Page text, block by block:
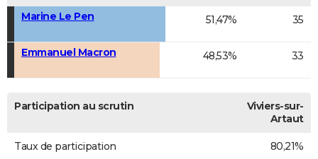
Marine Le Pen
51,47% 35
Emmanuel Macron 48,53% 33
Participation au scrutin
Viviers-sur-
Artaut
Taux de participation 80,21%